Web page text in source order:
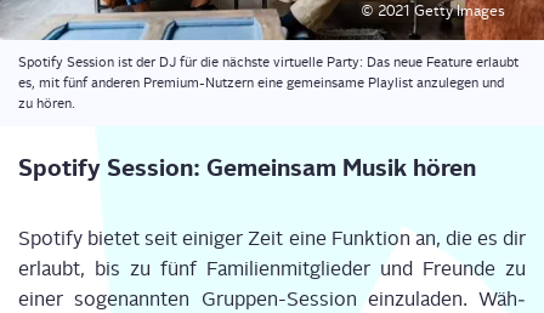
© 2021 Get­ty Images
Spo­ti­fy Ses­si­on ist der DJ für die nächs­te vir­tu­el­le Par­ty: Das neue Fea­ture erlaubt
es, mit fünf ande­ren Pre­mi­um-Nut­zern eine gemein­sa­me Play­list anzu­le­gen und
zu hören.
Spo­ti­fy Ses­si­on: Gemein­sam Musik hören
Spo­ti­fy bie­tet seit eini­ger Zeit eine Funk­ti­on an, die es dir
erlaubt, bis zu fünf Fami­li­en­mit­glie­der und Freun­de zu
einer soge­nann­ten Grup­pen-Ses­si­on ein­zu­la­den. Wäh­